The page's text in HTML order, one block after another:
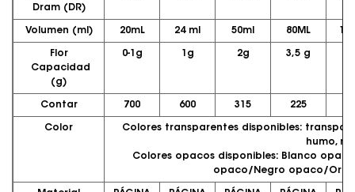
Dram (DR)
Volumen (ml) 20mL 24 ml 50ml 80ML
Flor
Capacidad
(g)
0-1g 1g 2g 3,5 g
Contar 700 600 315 225
Color
Colores transparentes disponibles:
humo,
Colores opacos disponibles: Blanco
opaco/Negro opaco/Oro